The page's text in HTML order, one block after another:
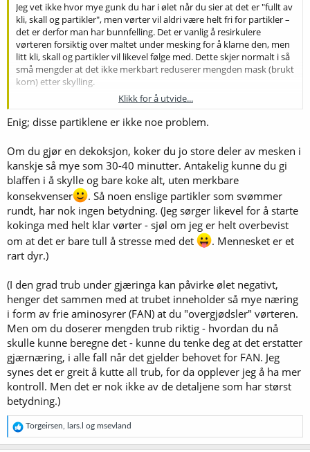
Jeg vet ikke hvor mye gunk du har i ølet når du sier at det er "fullt av
kli, skall og partikler", men vørter vil aldri være helt fri for partikler –
det er derfor man har bunnfelling. Det er vanlig å resirkulere
vørteren forsiktig over maltet under mesking for å klarne den, men
litt kli, skall og partikler vil likevel følge med. Dette skjer normalt i så
små mengder at det ikke merkbart reduserer mengden mask (brukt
korn) etter skylling.
Partiklene vil som regel bunnfelle sammen med trub og humlerester
når vørteren kjøles ned etter kok. Selv da er det vanlig at noe trub
blir med over i gjæringskaret. Trubet legger seg som regel raskt i
bunnen av gjæringskaret, med gjæren oppå, så det vil ikke ha noen
betydelig påvirkning på ølets smak.
Klikk for å utvide...
Enig; disse partiklene er ikke noe problem.
Om du gjør en dekoksjon, koker du jo store deler av mesken i
kanskje så mye som 30-40 minutter. Antakelig kunne du gi
blaffen i å skylle og bare koke alt, uten merkbare
konsekvenser
. Så noen enslige partikler som svømmer
rundt, har nok ingen betydning. (Jeg sørger likevel for å starte
kokinga med helt klar vørter - sjøl om jeg er helt overbevist
om at det er bare tull å stresse med det
. Mennesket er et
rart dyr.)
(I den grad trub under gjæringa kan påvirke ølet negativt,
henger det sammen med at trubet inneholder så mye næring
i form av frie aminosyrer (FAN) at du "overgjødsler" vørteren.
Men om du doserer mengden trub riktig - hvordan du nå
skulle kunne beregne det - kunne du tenke deg at det erstatter
gjærnæring, i alle fall når det gjelder behovet for FAN. Jeg
synes det er greit å kutte all trub, for da opplever jeg å ha mer
kontroll. Men det er nok ikke av de detaljene som har størst
betydning.)
R
e
a
Torgeirsen lars.l og msevland